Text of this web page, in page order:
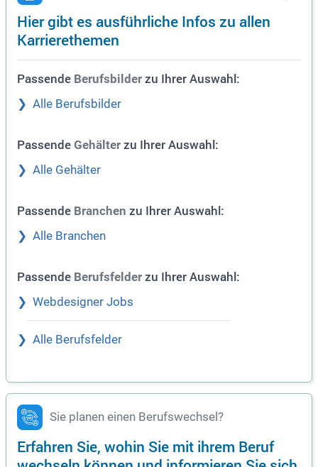
Hier gibt es ausführliche Infos zu allen
Karrierethemen
Passende Berufsbilder zu Ihrer Auswahl:
Alle Berufsbilder
Passende Gehälter zu Ihrer Auswahl:
Alle Gehälter
Passende Branchen zu Ihrer Auswahl:
Alle Branchen
Passende Berufsfelder zu Ihrer Auswahl:
Webdesigner Jobs
Alle Berufsfelder
Sie planen einen Berufswechsel?
Erfahren Sie, wohin Sie mit ihrem Beruf